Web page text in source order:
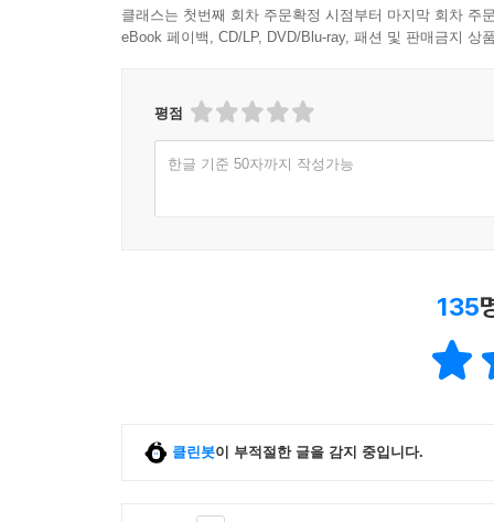
클래스는 첫번째 회차 주문확정 시점부터 마지막 회차 주
eBook 페이백, CD/LP, DVD/Blu-ray, 패션 및 판매금지 상
평점
한글 기준 50자까지 작성가능
135
클린봇이 부적절한 글을 감지 중입니다.